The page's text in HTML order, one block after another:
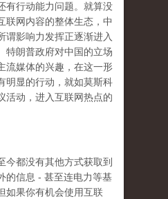
有行动能力问题。就算没
联网内容的整体生态，中
谓影响力发挥正逐渐进入
特朗普政府对中国的立场
流媒体的兴趣，在这一形
明显的行动，就如莫斯科
活动，进入互联网热点的
今都没有其他方式获取到
的信息 - 甚至连电力等基
如果你有机会使用互联